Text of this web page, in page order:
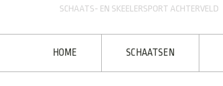
SCHAATS- EN SKEELERSPORT ACHTERVELD
HOME SCHAATSEN